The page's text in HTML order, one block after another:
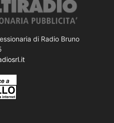
di Radio Bruno